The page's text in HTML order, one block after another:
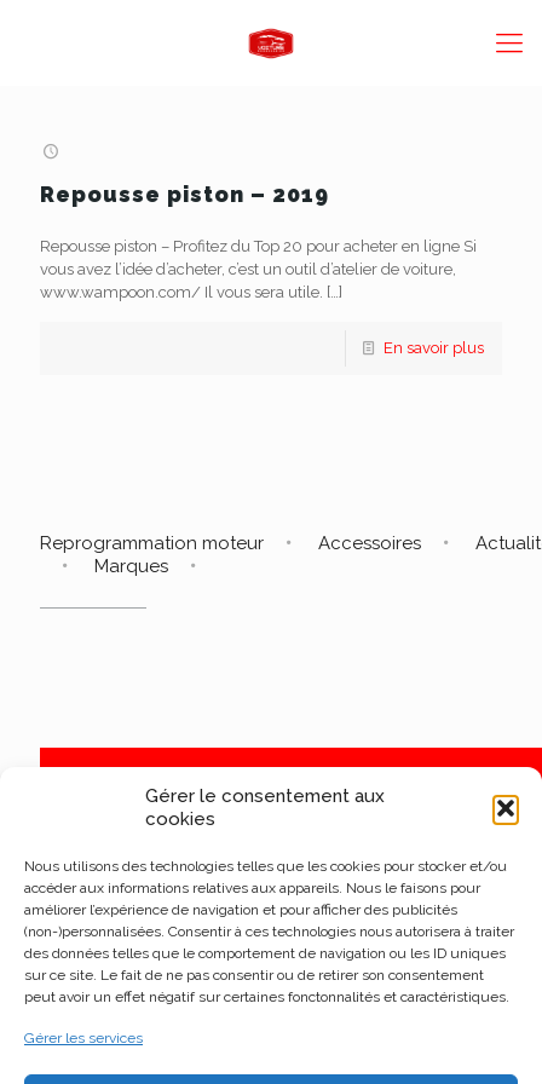
Gérer le consentement aux
cookies
Nous utilisons des technologies telles que les cookies pour stocker et/ou
accéder aux informations relatives aux appareils. Nous le faisons pour
améliorer l’expérience de navigation et pour afficher des publicités
(non-)personnalisées. Consentir à ces technologies nous autorisera à traiter
des données telles que le comportement de navigation ou les ID uniques
sur ce site. Le fait de ne pas consentir ou de retirer son consentement
peut avoir un effet négatif sur certaines fonctonnalités et caractéristiques.
Gérer les services
Repousse piston – 2019
Repousse piston – Profitez du Top 20 pour acheter en ligne Si
vous avez l’idée d’acheter, c’est un outil d’atelier de voiture,
www.wampoon.com/ Il vous sera utile. […]
En savoir plus
Reprogrammation moteur Accessoires
Marques